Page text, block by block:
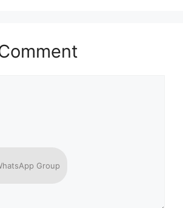
Group